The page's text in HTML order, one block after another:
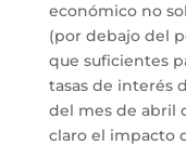
económico no
(por debajo del
que suficientes
tasas de interés
del mes de abril
claro el impacto